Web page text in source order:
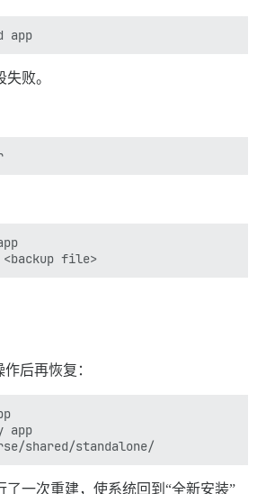
败。
后再恢复：
app
了一次重建，使系统回到“全新安装”